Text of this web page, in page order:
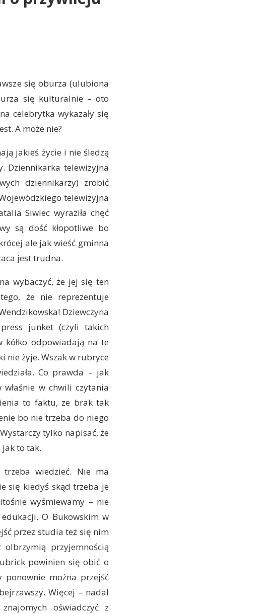
się oburza (ulubiona
się kulturalnie – oto
celebrytka wykazały się
A może nie?
jakieś życie i nie śledzą
Dziennikarka telewizyjna
dziennikarzy) zrobić
telewizyjna
Siwiec wyraziła chęć
są dość kłopotliwe bo
ale jak wieść gminna
jest trudna.
wybaczyć, że jej się ten
że nie reprezentuje
Dziewczyna
junket (czyli takich
odpowiadają na te
nie żyje. Wszak w rubryce
Co prawda – jak
w chwili czytania
to faktu, ze brak tak
bo nie trzeba do niego
tylko napisać, że
jak to tak.
wiedzieć. Nie ma
się kiedyś skąd trzeba je
wyśmiewamy – nie
O Bukowskim w
przez studia też się nim
przyjemnością
powinien się obić o
ponownie można przejść
Więcej – nadal
oświadczyć z